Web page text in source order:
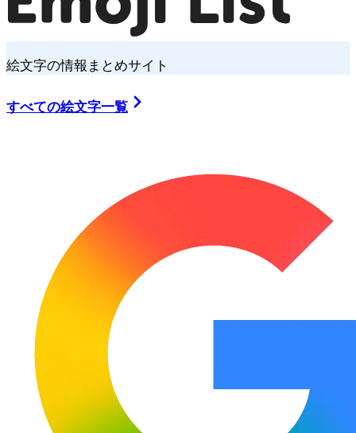
絵文字の情報まとめサイト
すべての絵文字一覧